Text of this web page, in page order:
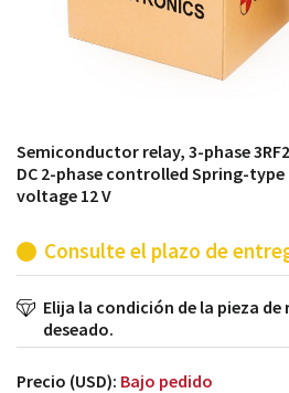
Semiconductor relay, 3-phase 3RF2
DC 2-phase controlled Spring-
voltage 12 V
Consulte el plazo de
Elija la condición de la pieza
deseado.
Precio (USD): Bajo pedido